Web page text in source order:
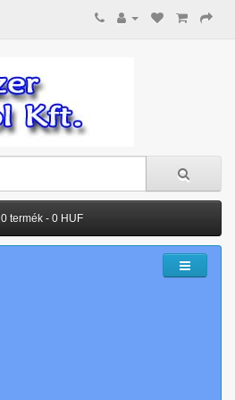
0 termék - 0 HUF